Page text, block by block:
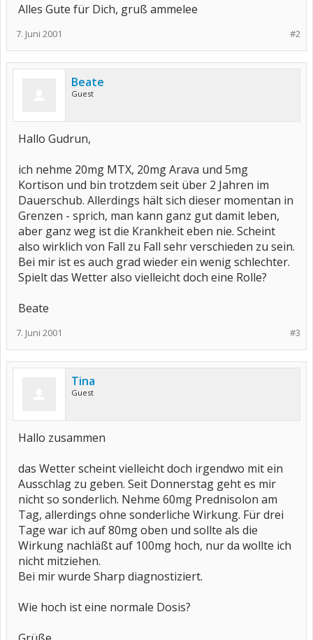
Alles Gute für Dich, gruß ammelee
#2
7. Juni 2001
Beate
Guest
Hallo Gudrun,
ich nehme 20mg MTX, 20mg Arava und 5mg
Kortison und bin trotzdem seit über 2 Jahren im
Dauerschub. Allerdings hält sich dieser momentan in
Grenzen - sprich, man kann ganz gut damit leben,
aber ganz weg ist die Krankheit eben nie. Scheint
also wirklich von Fall zu Fall sehr verschieden zu sein.
Bei mir ist es auch grad wieder ein wenig schlechter.
Spielt das Wetter also vielleicht doch eine Rolle?
Beate
#3
7. Juni 2001
Tina
Guest
Hallo zusammen
das Wetter scheint vielleicht doch irgendwo mit ein
Ausschlag zu geben. Seit Donnerstag geht es mir
nicht so sonderlich. Nehme 60mg Prednisolon am
Tag, allerdings ohne sonderliche Wirkung. Für drei
Tage war ich auf 80mg oben und sollte als die
Wirkung nachläßt auf 100mg hoch, nur da wollte ich
nicht mitziehen.
Bei mir wurde Sharp diagnostiziert.
Wie hoch ist eine normale Dosis?